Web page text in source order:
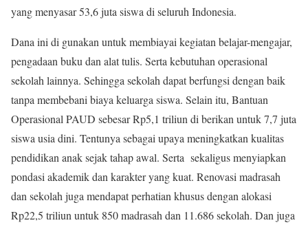
yang menyasar 53,6 juta siswa di seluruh Indonesia.
Dana ini di gunakan untuk membiayai kegiatan belajar-mengajar,
pengadaan buku dan alat tulis. Serta kebutuhan operasional
sekolah lainnya. Sehingga sekolah dapat berfungsi dengan baik
tanpa membebani biaya keluarga siswa. Selain itu, Bantuan
Operasional PAUD sebesar Rp5,1 triliun di berikan untuk 7,7 juta
siswa usia dini. Tentunya sebagai upaya meningkatkan kualitas
pendidikan anak sejak tahap awal. Serta sekaligus menyiapkan
pondasi akademik dan karakter yang kuat. Renovasi madrasah
dan sekolah juga mendapat perhatian khusus dengan alokasi
Rp22,5 triliun untuk 850 madrasah dan 11.686 sekolah. Dan juga